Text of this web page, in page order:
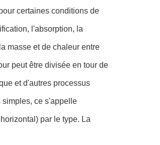
certaines conditions de
l'absorption, la
masse et de chaleur entre
peut être divisée en tour de
et d'autres processus
simples, ce s'appelle
par le type. La